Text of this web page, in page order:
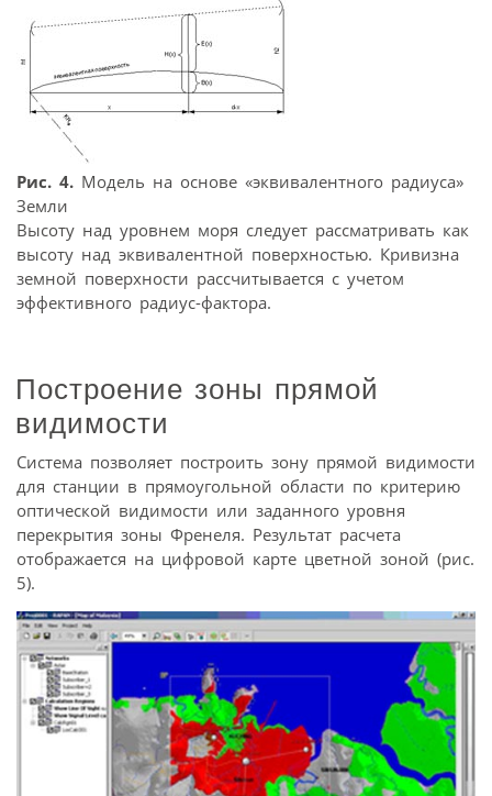
Рис. 4. Модель на основе «эквивалентного радиуса»
Земли
Высоту над уровнем моря следует рассматривать как
высоту над эквивалентной поверхностью. Кривизна
земной поверхности рассчитывается с учетом
эффективного радиус-фактора.
Построение зоны прямой
видимости
Система позволяет построить зону прямой видимости
для станции в прямоугольной области по критерию
оптической видимости или заданного уровня
перекрытия зоны Френеля. Результат расчета
отображается на цифровой карте цветной зоной (рис.
5).